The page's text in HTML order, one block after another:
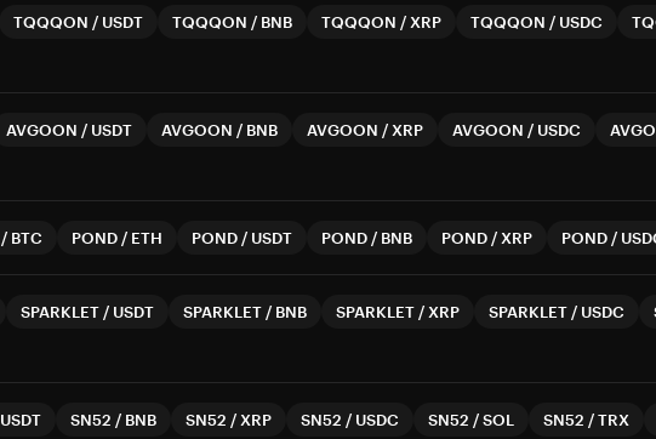
TQQQON / USDT TQQQON / BNB TQQQON / XRP TQQQON / USDC
AVGOON / USDT AVGOON / BNB AVGOON / XRP AVGOON / USDC
/ BTC POND / ETH POND / USDT POND / BNB POND / XRP POND /
SPARKLET / USDT SPARKLET / BNB SPARKLET / XRP SPARKLET / USDC
USDT SN52 / BNB SN52 / XRP SN52 / USDC SN52 /SOL SN52 /TRX